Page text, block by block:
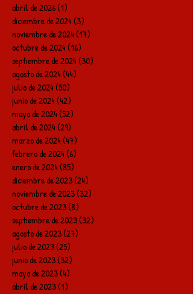
abril de 2026(1)
diciembre de 2024(3)
noviembre de 2024(17)
octubre de 2024(16)
septiembre de 2024(30)
agosto de 2024(44)
julio de 2024(50)
junio de 2024(42)
mayo de 2024(52)
abril de 2024(29)
marzo de 2024(47)
febrero de 2024(6)
enero de 2024(85)
diciembre de 2023(24)
noviembre de 2023(32)
octubre de 2023(8)
septiembre de 2023(32)
agosto de 2023(27)
julio de 2023(25)
junio de 2023(32)
mayo de 2023(4)
abril de 2023(1)